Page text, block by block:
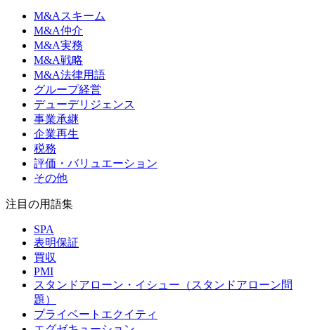
M&Aスキーム
M&A仲介
M&A実務
M&A戦略
M&A法律用語
グループ経営
デューデリジェンス
事業承継
企業再生
税務
評価・バリュエーション
その他
注目の用語集
SPA
表明保証
買収
PMI
スタンドアローン・イシュー（スタンドアローン問
題）
プライベートエクイティ